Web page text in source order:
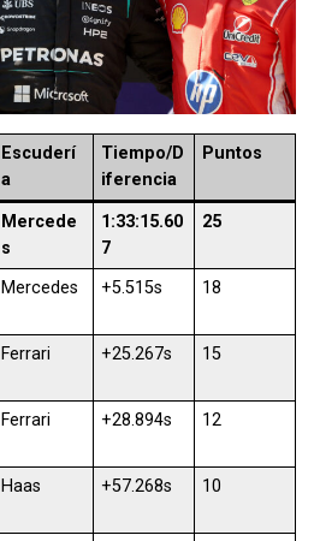
Escuderí
a
Tiempo/D
iferencia
Puntos
Mercede
s
1:33:15.60
7
25
Mercedes +5.515s 18
Ferrari +25.267s 15
Ferrari +28.894s 12
Haas +57.268s 10